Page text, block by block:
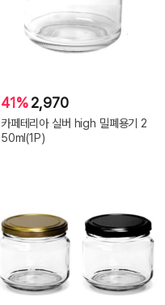
41%2,970
카페테리아 실버 high 밀폐용기 2
50ml(1P)